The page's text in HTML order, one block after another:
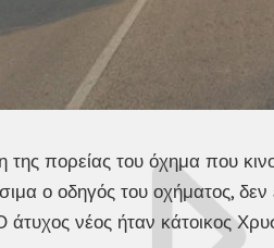
πορείας του όχημα που
ο οδηγός του οχήματος,
άτυχος νέος ήταν κάτοικος